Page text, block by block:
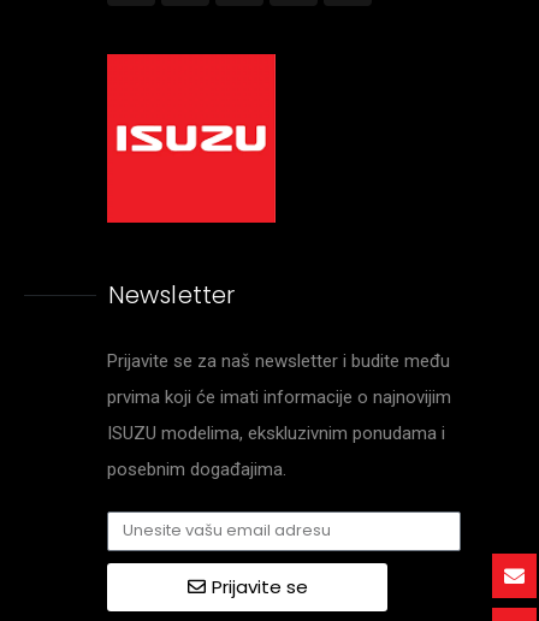
Newsletter
Prijavite se za naš newsletter i budite među
prvima koji će imati informacije o najnovijim
ISUZU modelima, ekskluzivnim ponudama i
posebnim događajima.
Prijavite se